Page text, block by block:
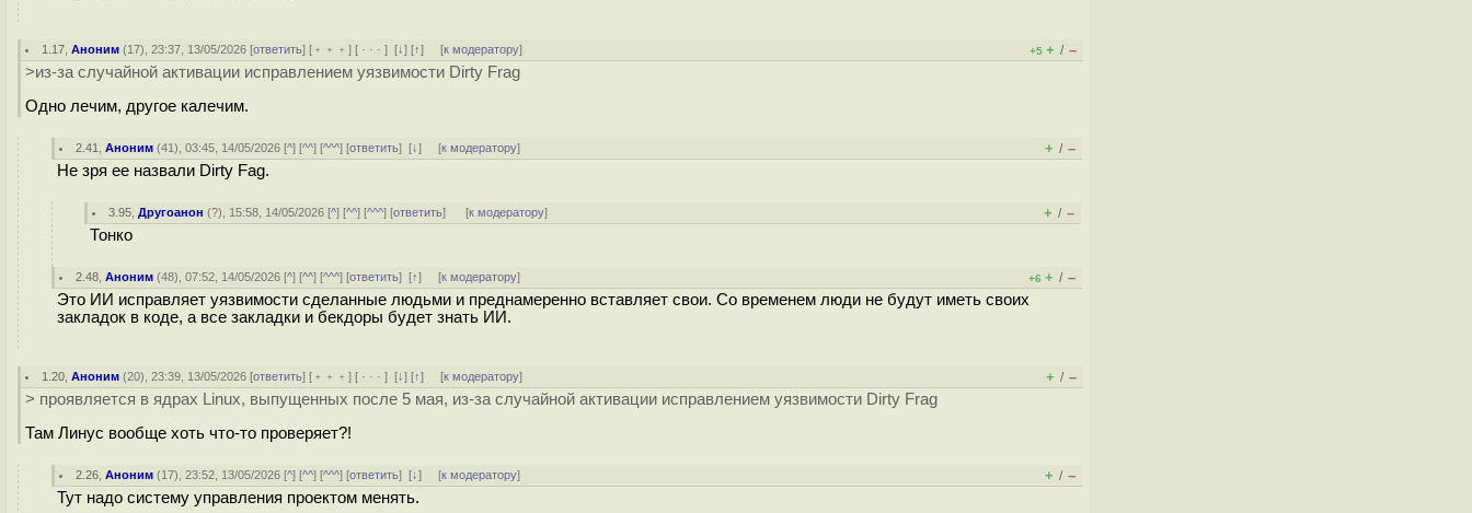
1.17 ,Аноним (17), 23:37, 13/05/2026 [ответить] [ ﹢﹢﹢] [ · · ·][↓] [↑] [к модератору] +5 + / –
>из-за случайной активации исправлением уязвимости Dirty Frag
Одно лечим, другое калечим.
2.41 ,Аноним (41), 03:45, 14/05/2026 [^] [^^] [^^^] [ответить][↓] [к модератору] + / –
Не зря ее назвали Dirty Fag.
3.95 ,Другоанон (?), 15:58, 14/05/2026 [^] [^^] [^^^] [ответить] [к модератору] + / –
Тонко
2.48 ,Аноним (48), 07:52, 14/05/2026 [^] [^^] [^^^] [ответить][↑] [к модератору] +6 + / –
Это ИИ исправляет уязвимости сделанные людьми и преднамеренно вставляет свои. Со временем люди не будут иметь своих
закладок в коде, а все закладки и бекдоры будет знать ИИ.
1.20 ,Аноним (20), 23:39, 13/05/2026 [ответить] [ ﹢﹢﹢] [ · · ·][↓] [↑] [к модератору] + / –
> проявляется в ядрах Linux, выпущенных после 5 мая, из-за случайной активации исправлением уязвимости Dirty Frag
Там Линус вообще хоть что-то проверяет?!
2.26 ,Аноним (17), 23:52, 13/05/2026 [^] [^^] [^^^] [ответить][↓] [к модератору] + / –
Тут надо систему управления проектом менять.